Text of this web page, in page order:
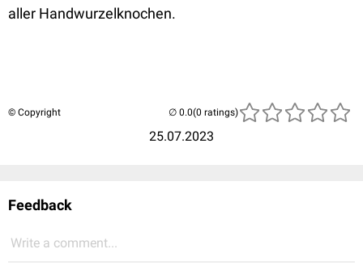
aller Handwurzelknochen.
© Copyright
25.07.2023
(0 ratings)
Feedback
Write a comment...